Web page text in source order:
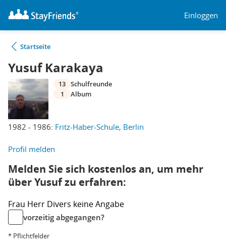
Einloggen
Startseite
Yusuf Karakaya
1982 - 1986: Fritz-Haber-Schule, Berlin
13 Schulfreunde
1
Album
Profil melden
Melden Sie sich kostenlos an, um mehr
über Yusuf zu erfahren:
Frau Herr Divers keine Angabe
vorzeitig abgegangen?
* Pflichtfelder